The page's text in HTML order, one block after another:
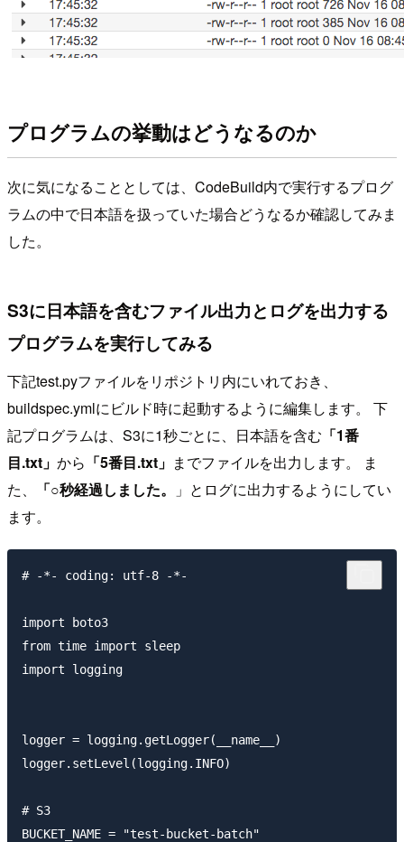
プログラムの挙動はどうなるのか
次に気になることとしては、CodeBuild内で実行するプログ
ラムの中で日本語を扱っていた場合どうなるか確認してみま
した。
S3に日本語を含むファイル出力とログを出力する
プログラムを実行してみる
下記test.pyファイルをリポジトリ内にいれておき、
buildspec.ymlにビルド時に起動するように編集します。 下
記プログラムは、S3に1秒ごとに、日本語を含む 「1番
目.txt」 から 「5番目.txt」 までファイルを出力します。 ま
た、
「○秒経過しました。
」とログに出力するようにしてい
ます。
# -*- coding: utf-8 -*-
import boto3
from time import sleep
import logging
logger = logging.getLogger(__name__)
logger.setLevel(logging.INFO)
# S3
BUCKET_NAME = "test-bucket-batch"